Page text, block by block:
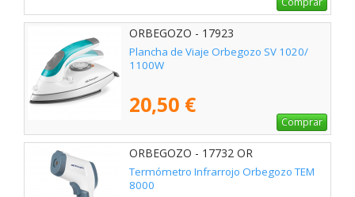
ORBEGOZO - 17923
Plancha de Viaje Orbegozo SV 1020/
1100W
20,50 €
Comprar
ORBEGOZO - 17732 OR
Termómetro Infrarrojo Orbegozo TEM
8000